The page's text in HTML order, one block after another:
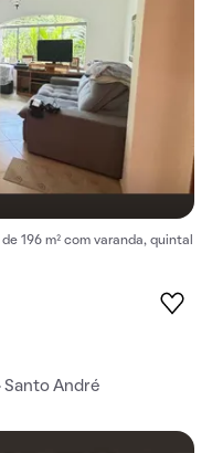
196 m² com varanda, quintal
Santo André